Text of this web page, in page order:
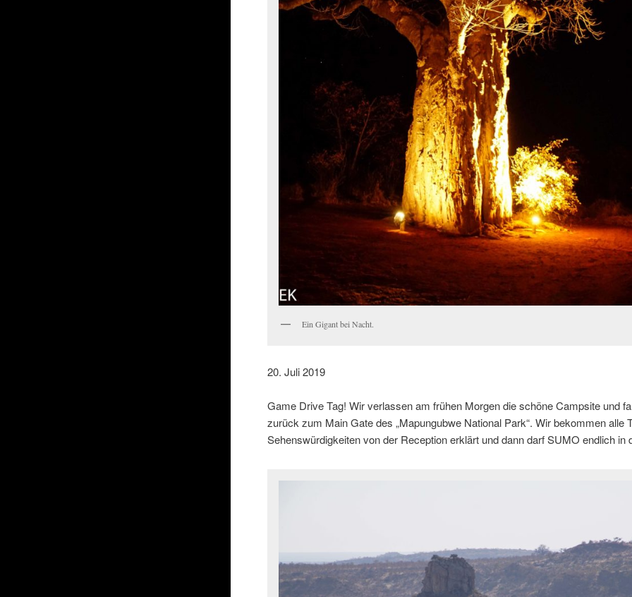
Ein Gigant bei Nacht.
20. Juli 2019
Game Drive Tag! Wir verlassen am frühen Morgen die schöne Campsite und
zurück zum Main Gate des „Mapungubwe National Park“. Wir bekommen alle
Sehenswürdigkeiten von der Reception erklärt und dann darf SUMO endlich in